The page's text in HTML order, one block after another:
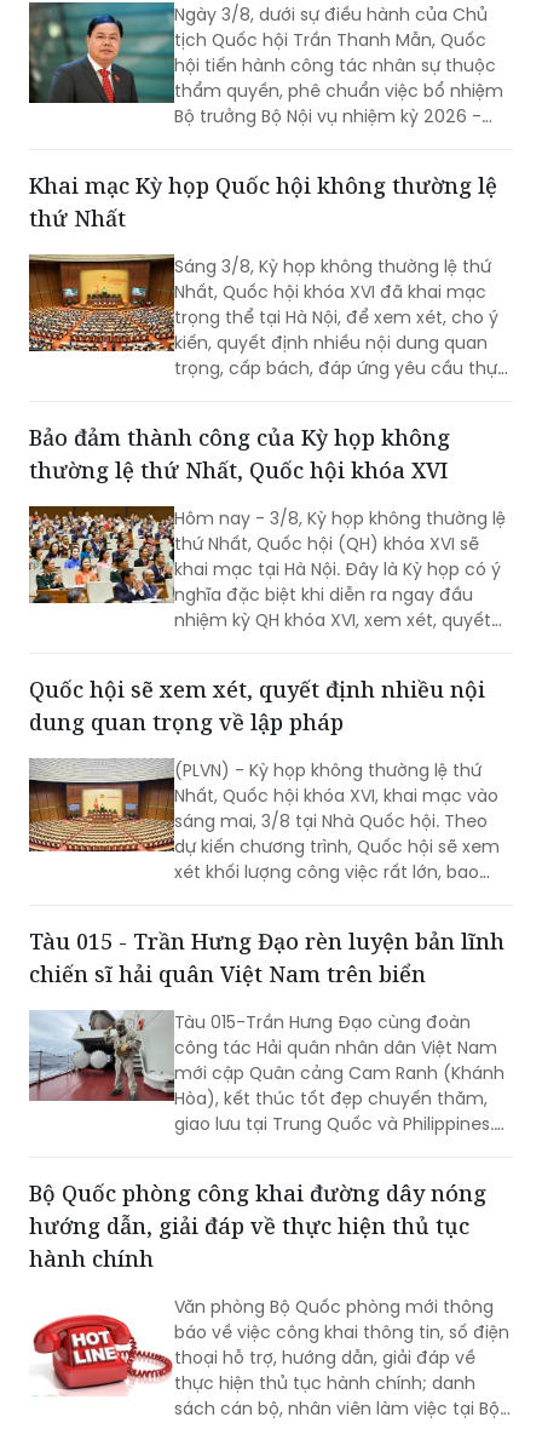
Ngày 3/8, dưới sự điều hành của Chủ
tịch Quốc hội Trần Thanh Mẫn, Quốc
hội tiến hành công tác nhân sự thuộc
thẩm quyền, phê chuẩn việc bổ nhiệm
Bộ trưởng Bộ Nội vụ nhiệm kỳ 2026 -
quyền Bộ trưởng Bộ Nội vụ.
Khai mạc Kỳ họp Quốc hội không thường lệ
thứ Nhất
Sáng 3/8, Kỳ họp không thường lệ thứ
Nhất, Quốc hội khóa XVI đã khai mạc
trọng thể tại Hà Nội, để xem xét, cho ý
kiến, quyết định nhiều nội dung quan
trọng, cấp bách, đáp ứng yêu cầu thực
Bảo đảm thành công của Kỳ họp không
thường lệ thứ Nhất, Quốc hội khóa XVI
Hôm nay - 3/8, Kỳ họp không thường lệ
thứ Nhất, Quốc hội (QH) khóa XVI sẽ
khai mạc tại Hà Nội. Đây là Kỳ họp có ý
nghĩa đặc biệt khi diễn ra ngay đầu
nhiệm kỳ QH khóa XVI, xem xét, quyết
và các vấn đề thuộc thẩm quyền của
QH. Việc các cơ quan của QH và Chính
chuẩn bị cho thấy quyết tâm đưa các
chủ trương của Đảng nhanh chóng đi
vào cuộc sống thông qua những quyết
sách kịp thời của QH.
Quốc hội sẽ xem xét, quyết định nhiều nội
dung quan trọng về lập pháp
(PLVN) - Kỳ họp không thường lệ thứ
Nhất, Quốc hội khóa XVI, khai mạc vào
sáng mai, 3/8 tại Nhà Quốc hội. Theo
dự kiến chương trình, Quốc hội sẽ xem
xét khối lượng công việc rất lớn, bao
Tàu 015 - Trần Hưng Đạo rèn luyện bản lĩnh
chiến sĩ hải quân Việt Nam trên biển
Tàu 015-Trần Hưng Đạo cùng đoàn
công tác Hải quân nhân dân Việt Nam
mới cập Quân cảng Cam Ranh (Khánh
Hòa), kết thúc tốt đẹp chuyến thăm,
giao lưu tại Trung Quốc và Philippines.
trực sẵn sàng chiến đấu, trực canh, đi
ca; tổ chức luyện tập các phương án...
Bộ Quốc phòng công khai đường dây nóng
hướng dẫn, giải đáp về thực hiện thủ tục
hành chính
Văn phòng Bộ Quốc phòng mới thông
báo về việc công khai thông tin, số điện
thoại hỗ trợ, hướng dẫn, giải đáp về
thực hiện thủ tục hành chính; danh
sách cán bộ, nhân viên làm việc tại Bộ